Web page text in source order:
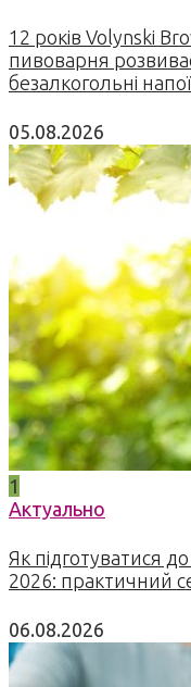
12 років Volynski
пивоварня
безалкогольні
05.08.2026
1
Актуально
Як підготуватися
2026: практичний
06.08.2026